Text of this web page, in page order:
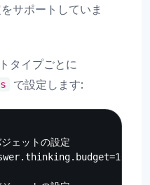
サポートしていま
タイプごとに
で設定します:
ェットの設定